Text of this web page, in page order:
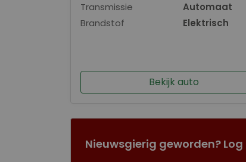
Transmissie
Automaat
Brandstof
Elektrisch
Bekijk auto
Nieuwsgierig geworden?